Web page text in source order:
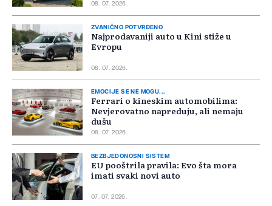
08. 07. 2026.
ZVANIČNO POTVRĐENO
Najprodavaniji auto u Kini stiže u
Evropu
08. 07. 2026.
EMOCIJE SE NE MOGU...
Ferrari o kineskim automobilima:
Nevjerovatno napreduju, ali nemaju
dušu
08. 07. 2026.
BEZBJEDONOSNI SISTEM
EU pooštrila pravila: Evo šta mora
imati svaki novi auto
07. 07. 2026.